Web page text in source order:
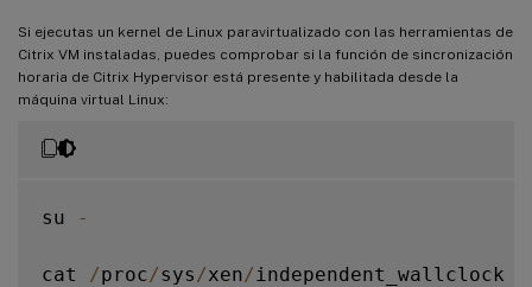
Si ejecutas un kernel de Linux paravirtualizado con las herramientas de
Citrix VM instaladas, puedes comprobar si la función de sincronización
horaria de Citrix Hypervisor está presente y habilitada desde la
máquina virtual Linux:
su -
cat /proc/sys /xen/ independent_wallclock